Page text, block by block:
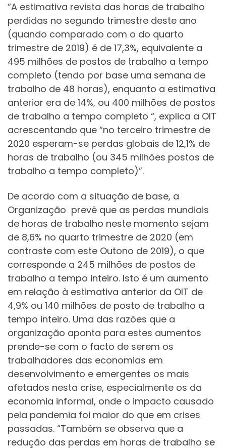
“A estimativa revista das horas de trabalho
perdidas no segundo trimestre deste ano
(quando comparado com o do quarto
trimestre de 2019) é de 17,3%, equivalente a
495 milhões de postos de trabalho a tempo
completo (tendo por base uma semana de
trabalho de 48 horas), enquanto a estimativa
anterior era de 14%, ou 400 milhões de postos
de trabalho a tempo completo “, explica a OIT
acrescentando que “no terceiro trimestre de
2020 esperam-se perdas globais de 12,1% de
horas de trabalho (ou 345 milhões postos de
trabalho a tempo completo)”.
De acordo com a situação de base, a
Organização prevê que as perdas mundiais
de horas de trabalho neste momento sejam
de 8,6% no quarto trimestre de 2020 (em
contraste com este Outono de 2019), o que
corresponde a 245 milhões de postos de
trabalho a tempo inteiro. Isto é um aumento
em relação à estimativa anterior da OIT de
4,9% ou 140 milhões de posto de trabalho a
tempo inteiro. Uma das razões que a
organização aponta para estes aumentos
prende-se com o facto de serem os
trabalhadores das economias em
desenvolvimento e emergentes os mais
afetados nesta crise, especialmente os da
economia informal, onde o impacto causado
pela pandemia foi maior do que em crises
passadas. “Também se observa que a
redução das perdas em horas de trabalho se